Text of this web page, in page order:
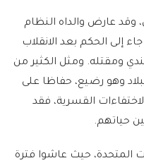
وقد عارض والداه النظام
إلى الحكم بعد الانقلاب
ومقتله. ومثل الكثير من
وهو رضيع، حفاظا على
القسرية، فقد
حياتهم.
المتحدة، حيث عاشوا فترة